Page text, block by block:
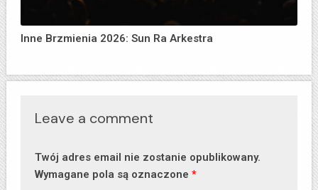
Inne Brzmienia 2026: Sun Ra Arkestra
Leave a comment
Twój adres email nie zostanie opublikowany.
Wymagane pola są oznaczone *